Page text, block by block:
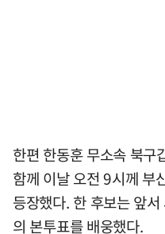
한편 한동훈 무소속 북구
함께 이날 오전 9시께 부
등장했다. 한 후보는 앞
의 본투표를 배웅했다.